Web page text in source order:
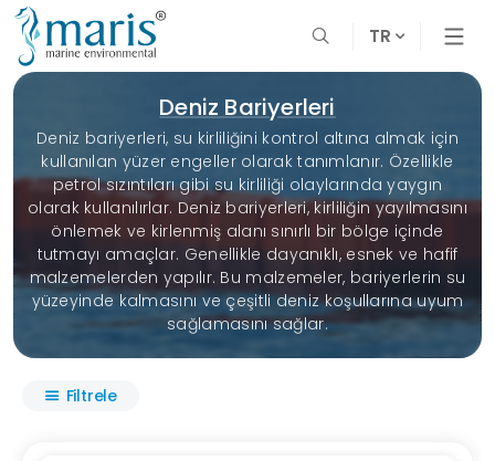
TR
Deniz Bariyerleri
Deniz bariyerleri, su kirliliğini kontrol altına almak için
kullanılan yüzer engeller olarak tanımlanır. Özellikle
petrol sızıntıları gibi su kirliliği olaylarında yaygın
olarak kullanılırlar. Deniz bariyerleri, kirliliğin yayılmasını
önlemek ve kirlenmiş alanı sınırlı bir bölge içinde
tutmayı amaçlar. Genellikle dayanıklı, esnek ve hafif
malzemelerden yapılır. Bu malzemeler, bariyerlerin su
yüzeyinde kalmasını ve çeşitli deniz koşullarına uyum
sağlamasını sağlar.
Filtrele